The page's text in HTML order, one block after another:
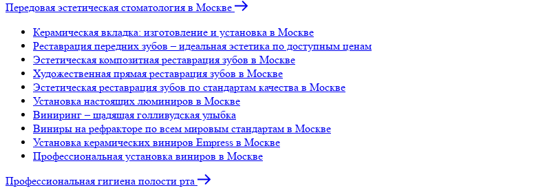
Передовая эстетическая стоматология в Москве
Керамическая вкладка: изготовление и установка в Москве
Реставрация передних зубов – идеальная эстетика по доступным ценам
Эстетическая композитная реставрация зубов в Москве
Художественная прямая реставрация зубов в Москве
Эстетическая реставрация зубов по стандартам качества в Москве
Установка настоящих люминиров в Москве
Виниринг – щадящая голливудская улыбка
Виниры на рефракторе по всем мировым стандартам в Москве
Установка керамических виниров Empress в Москве
Профессиональная установка виниров в Москве
Профессиональная гигиена полости рта